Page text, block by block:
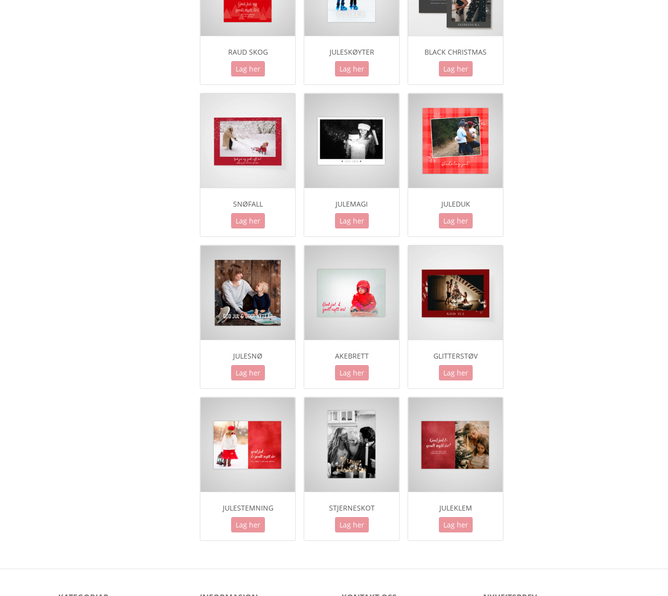
RAUD SKOG
Lag her
JULESKØYTER
Lag her
BLACK CHRISTMAS
Lag her
SNØFALL
Lag her
JULEMAGI
Lag her
JULEDUK
Lag her
JULESNØ
Lag her
AKEBRETT
Lag her
GLITTERSTØV
Lag her
JULESTEMNING
Lag her
STJERNESKOT
Lag her
JULEKLEM
Lag her